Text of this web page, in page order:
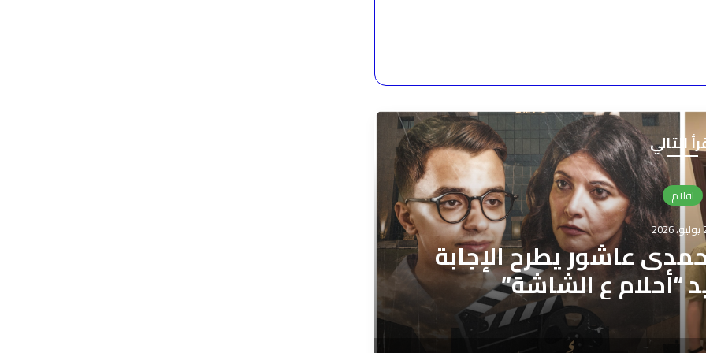
التالي
افلام
حمدى عاشور يطرح الإجابة
“أحلام ع الشاشة”